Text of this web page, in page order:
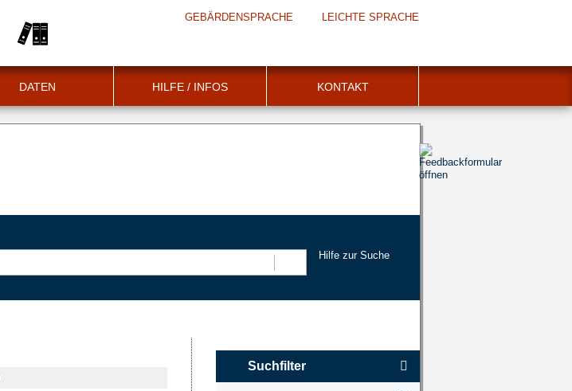
GEBÄRDENSPRACHE LEICHTE SPRACHE
DATEN HILFE / INFOS KONTAKT
Hilfe zur Suche
Suchfilter